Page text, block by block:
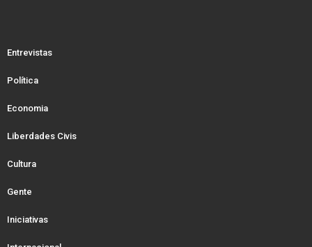
Entrevistas
Política
Economia
Liberdades Civis
Cultura
Gente
Iniciativas